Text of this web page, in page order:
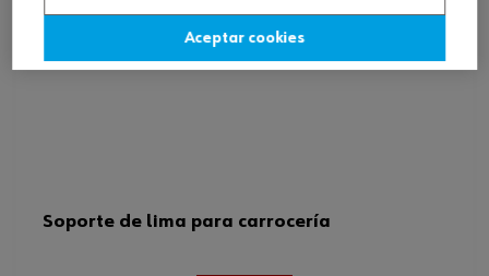
Soporte de lima para carrocería
Aceptar cookies